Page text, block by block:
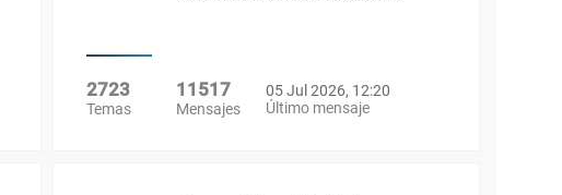
2723
Temas
11517
Mensajes
05 Jul 2026, 12:20
Último mensaje